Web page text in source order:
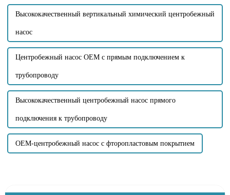
Высококачественный вертикальный химический центробежный
насос
Центробежный насос OEM с прямым подключением к
трубопроводу
Высококачественный центробежный насос прямого
подключения к трубопроводу
OEM-центробежный насос с фторопластовым покрытием